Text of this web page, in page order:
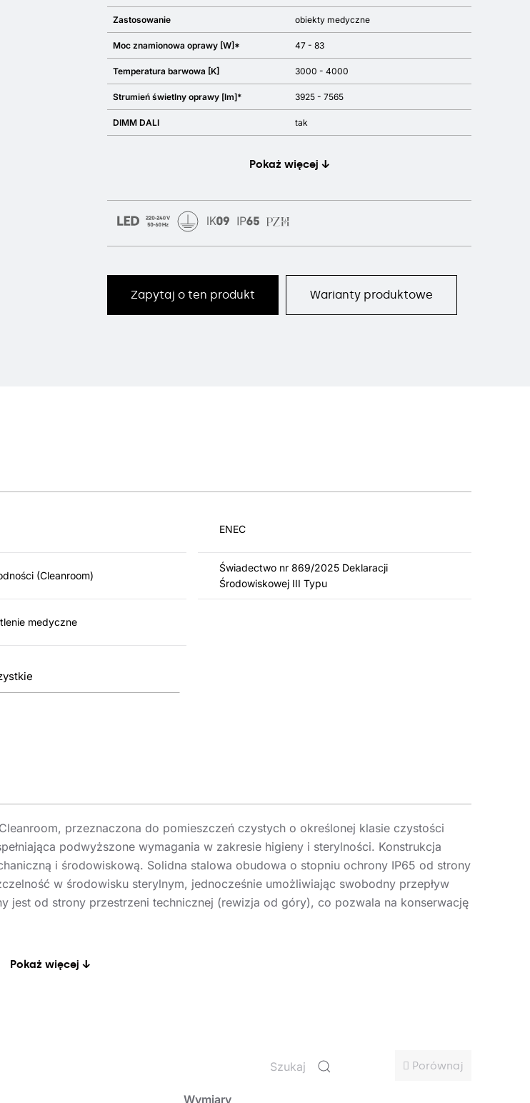
Zastosowanie obiekty medyczne
Moc znamionowa oprawy [W]* 47 - 83
Temperatura barwowa [K] 3000 - 4000
Strumień świetlny oprawy [lm]* 3925 - 7565
DIMM DALI tak
Pokaż więcej ↓
Zapytaj o ten produkt Warianty produktowe
ENEC
(Cleanroom)
Świadectwo nr 869/2025 Deklaracji
Środowiskowej III Typu
medyczne
przeznaczona do pomieszczeń czystych o określonej klasie czystości
podwyższone wymagania w zakresie higieny i sterylności. Konstrukcja
i środowiskową. Solidna stalowa obudowa o stopniu ochrony IP65 od strony
w środowisku sterylnym, jednocześnie umożliwiając swobodny przepływ
jest od strony przestrzeni technicznej (rewizja od góry), co pozwala na konserwację
kluczowe znaczenie w diagnostyce medycznej, chirurgii oraz analizach
ograniczając zmęczenie wzroku i ryzyko błędnej oceny wizualnej w środowiskach
i pomieszczenia kontroli jakości.
Pokaż więcej ↓
Porównaj
Wymiary